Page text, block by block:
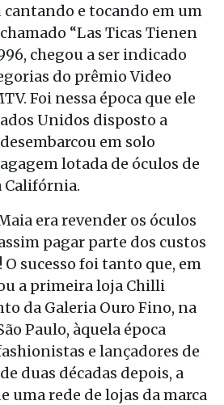
e tocando em um
“Las Ticas Tienen
chegou a ser indicado
do prêmio Video
Foi nessa época que ele
Unidos disposto a
em solo
lotada de óculos de
Califórnia.
era revender os óculos
pagar parte dos custos
sucesso foi tanto que, em
a primeira loja Chilli
da Galeria Ouro Fino, na
Paulo, àquela época
e lançadores de
duas décadas depois, a
uma rede de lojas da marca